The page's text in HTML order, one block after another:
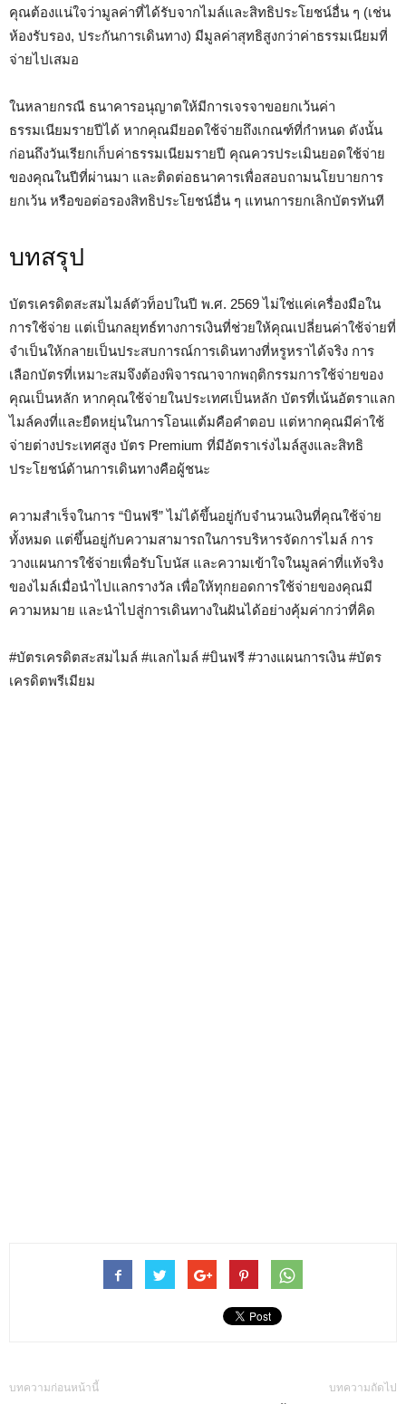
คุณต้องแน่ใจว่ามูลค่าที่ได้รับจากไมล์และสิทธิประโยชน์อื่น ๆ (เช่น
ห้องรับรอง, ประกันการเดินทาง) มีมูลค่าสุทธิสูงกว่าค่าธรรมเนียมที่
จ่ายไปเสมอ
ในหลายกรณี ธนาคารอนุญาตให้มีการเจรจาขอยกเว้นค่า
ธรรมเนียมรายปีได้ หากคุณมียอดใช้จ่ายถึงเกณฑ์ที่กำหนด ดังนั้น
ก่อนถึงวันเรียกเก็บค่าธรรมเนียมรายปี คุณควรประเมินยอดใช้จ่าย
ของคุณในปีที่ผ่านมา และติดต่อธนาคารเพื่อสอบถามนโยบายการ
ยกเว้น หรือขอต่อรองสิทธิประโยชน์อื่น ๆ แทนการยกเลิกบัตรทันที
บทสรุป
บัตรเครดิตสะสมไมล์ตัวท็อปในปี พ.ศ. 2569 ไม่ใช่แค่เครื่องมือใน
การใช้จ่าย แต่เป็นกลยุทธ์ทางการเงินที่ช่วยให้คุณเปลี่ยนค่าใช้จ่ายที่
จำเป็นให้กลายเป็นประสบการณ์การเดินทางที่หรูหราได้จริง การ
เลือกบัตรที่เหมาะสมจึงต้องพิจารณาจากพฤติกรรมการใช้จ่ายของ
คุณเป็นหลัก หากคุณใช้จ่ายในประเทศเป็นหลัก บัตรที่เน้นอัตราแลก
ไมล์คงที่และยืดหยุ่นในการโอนแต้มคือคำตอบ แต่หากคุณมีค่าใช้
จ่ายต่างประเทศสูง บัตร Premium ที่มีอัตราเร่งไมล์สูงและสิทธิ
ประโยชน์ด้านการเดินทางคือผู้ชนะ
ความสำเร็จในการ “บินฟรี” ไม่ได้ขึ้นอยู่กับจำนวนเงินที่คุณใช้จ่าย
ทั้งหมด แต่ขึ้นอยู่กับความสามารถในการบริหารจัดการไมล์ การ
วางแผนการใช้จ่ายเพื่อรับโบนัส และความเข้าใจในมูลค่าที่แท้จริง
ของไมล์เมื่อนำไปแลกรางวัล เพื่อให้ทุกยอดการใช้จ่ายของคุณมี
ความหมาย และนำไปสู่การเดินทางในฝันได้อย่างคุ้มค่ากว่าที่คิด
#บัตรเครดิตสะสมไมล์ #แลกไมล์ #บินฟรี #วางแผนการเงิน #บัตร
เครดิตพรีเมียม
บทความก่อนหน้านี้ บทความถัดไป